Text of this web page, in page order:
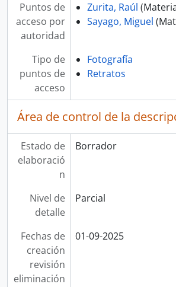
Puntos de
acceso por
autoridad
Zurita, Raúl
Sayago, Miguel
Tipo de
puntos de
acceso
Fotografía
Retratos
Área de control de la
Estado de
elaboració
n
Borrador
Nivel de
detalle
Parcial
Fechas de
creación
revisión
eliminación
01-09-2025